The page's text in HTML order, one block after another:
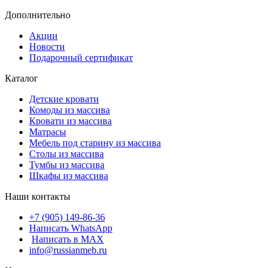
Дополнительно
Акции
Новости
Подарочный сертификат
Каталог
Детские кровати
Комоды из массива
Кровати из массива
Матрасы
Мебель под старину из массива
Столы из массива
Тумбы из массива
Шкафы из массива
Наши контакты
+7 (905) 149-86-36
Написать WhatsApp
Написать в MAX
info@russianmeb.ru